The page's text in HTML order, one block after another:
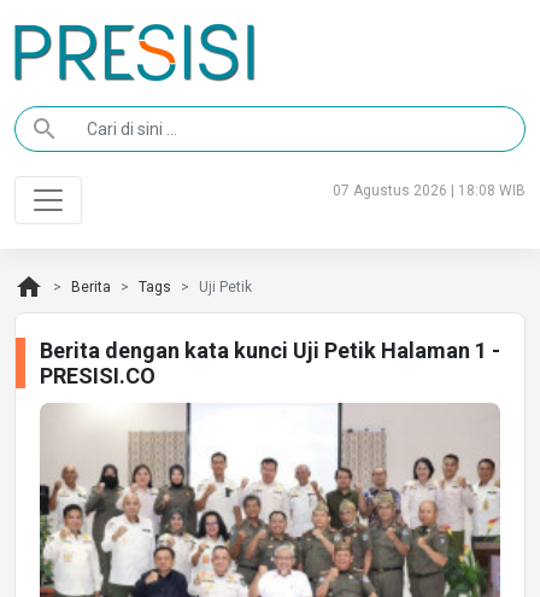
search
07 Agustus 2026 | 18:08 WIB
home Berita Tags Uji Petik
Berita dengan kata kunci Uji Petik Halaman 1 -
PRESISI.CO